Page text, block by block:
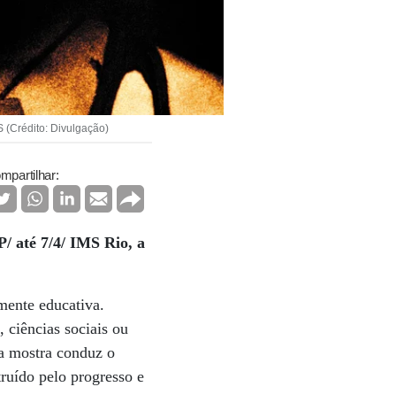
(Crédito: Divulgação)
até 7/4/ IMS Rio, a
educativa.
ciências sociais ou
mostra conduz o
pelo progresso e